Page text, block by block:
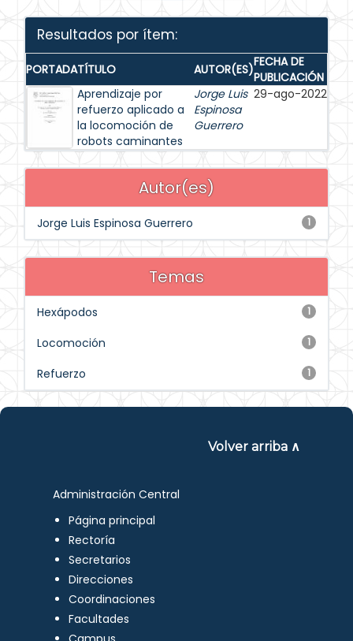
Resultados por ítem:
PORTADATÍTULO AUTOR(ES)FECHA DE
PUBLICACIÓN
Aprendizaje por
refuerzo aplicado a
la locomoción de
robots caminantes
Jorge Luis
Espinosa
Guerrero
29-ago-2022
Autor(es)
1
Jorge Luis Espinosa Guerrero
Temas
1
Hexápodos
1
Locomoción
1
Refuerzo
Volver arriba ∧
Administración Central
Página principal
Rectoría
Secretarios
Direcciones
Coordinaciones
Facultades